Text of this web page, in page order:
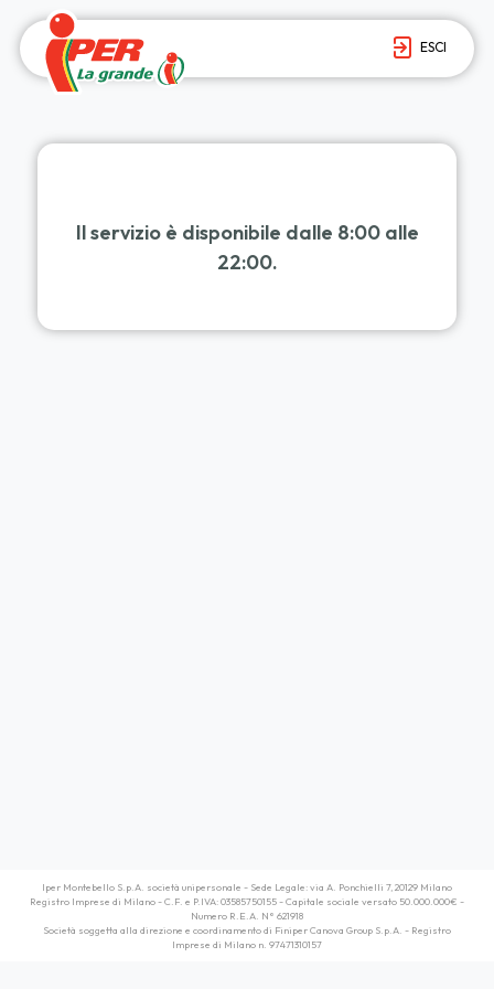
ESCI
Il servizio è disponibile dalle 8:00 alle
22:00.
Iper Montebello S.p.A. società unipersonale - Sede Legale: via A. Ponchielli 7, 20129 Milano
Registro Imprese di Milano - C.F. e P.IVA: 03585750155 - Capitale sociale versato 50.000.000€ -
Numero R.E.A. N° 621918
Società soggetta alla direzione e coordinamento di Finiper Canova Group S.p.A. - Registro
Imprese di Milano n. 97471310157